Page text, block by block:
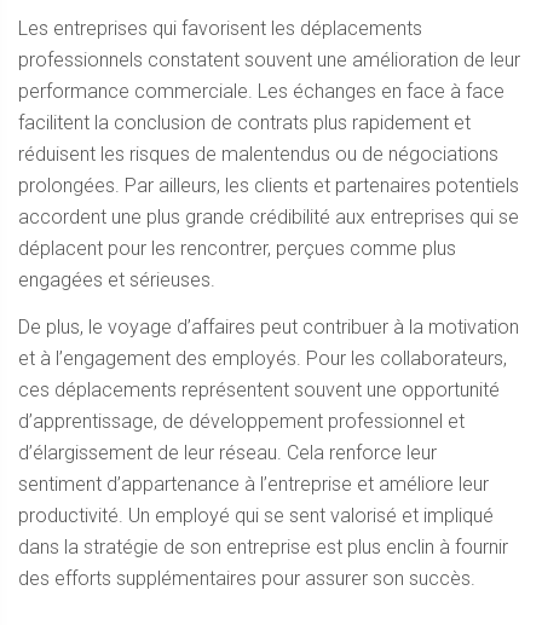
Les entreprises qui favorisent les déplacements
professionnels constatent souvent une amélioration de leur
performance commerciale. Les échanges en face à face
facilitent la conclusion de contrats plus rapidement et
réduisent les risques de malentendus ou de négociations
prolongées. Par ailleurs, les clients et partenaires potentiels
accordent une plus grande crédibilité aux entreprises qui se
déplacent pour les rencontrer, perçues comme plus
engagées et sérieuses.
De plus, le voyage d’affaires peut contribuer à la motivation
et à l’engagement des employés. Pour les collaborateurs,
ces déplacements représentent souvent une opportunité
d’apprentissage, de développement professionnel et
d’élargissement de leur réseau. Cela renforce leur
sentiment d’appartenance à l’entreprise et améliore leur
productivité. Un employé qui se sent valorisé et impliqué
dans la stratégie de son entreprise est plus enclin à fournir
des efforts supplémentaires pour assurer son succès.